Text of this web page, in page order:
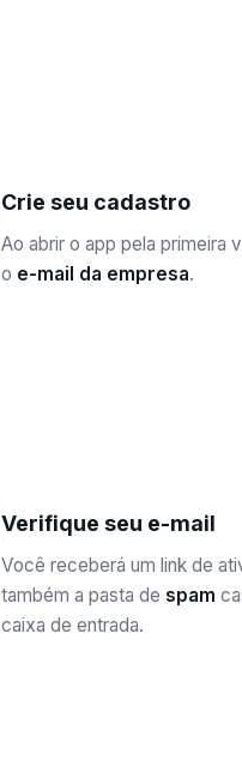
Crie seu cadastro
Ao abrir o app pela primeira
o e-mail da empresa.
Verifique seu e-mail
Você receberá um link de
também a pasta de spam
caixa de entrada.